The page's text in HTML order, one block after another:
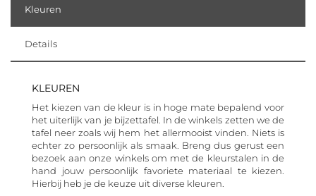
Kleuren
Details
KLEUREN
Het kiezen van de kleur is in hoge mate bepalend voor
het uiterlijk van je bijzettafel. In de winkels zetten we de
tafel neer zoals wij hem het allermooist vinden. Niets is
echter zo persoonlijk als smaak. Breng dus gerust een
bezoek aan onze winkels om met de kleurstalen in de
hand jouw persoonlijk favoriete materiaal te kiezen.
Hierbij heb je de keuze uit diverse kleuren.